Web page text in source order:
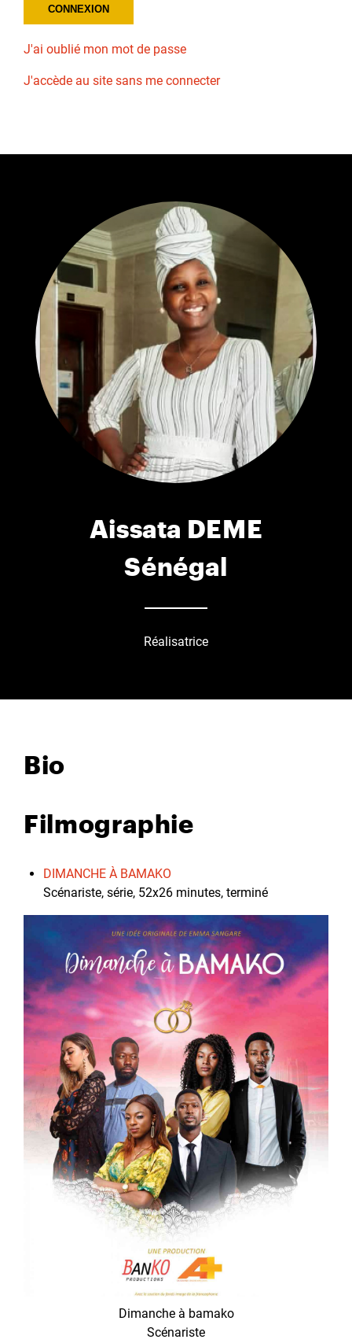
J'ai oublié mon mot de passe
J'accède au site sans me connecter
Aissata DEME
Sénégal
Réalisatrice
Bio
Filmographie
DIMANCHE À BAMAKO
Scénariste, série, 52x26 minutes, terminé
Dimanche à bamako
Scénariste